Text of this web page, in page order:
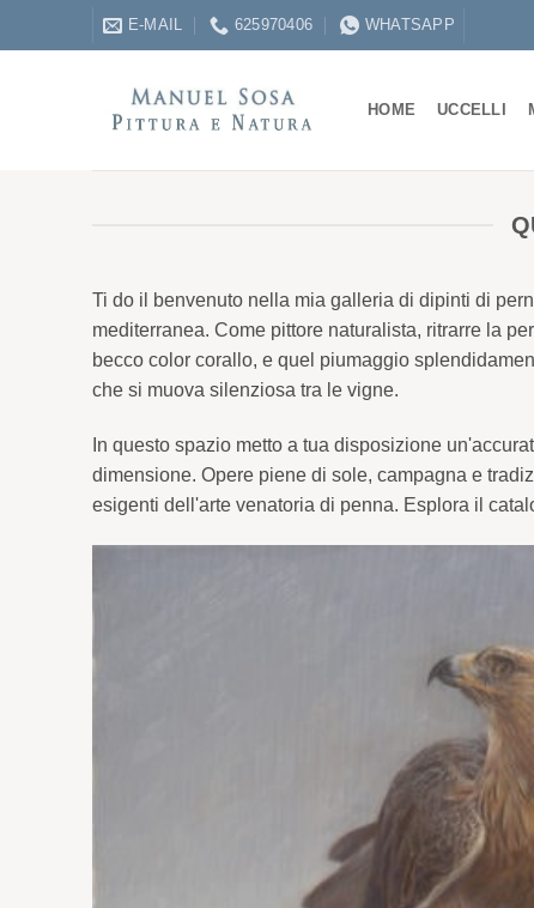
E-MAIL 625970406 WHATSAPP
HOME UCCELLI
Ti do il benvenuto nella mia galleria di dipinti di
mediterranea. Come pittore naturalista, ritrarre la
becco color corallo, e quel piumaggio
che si muova silenziosa tra le vigne.
In questo spazio metto a tua disposizione
dimensione. Opere piene di sole, campagna e
esigenti dell'arte venatoria di penna. Esplora il